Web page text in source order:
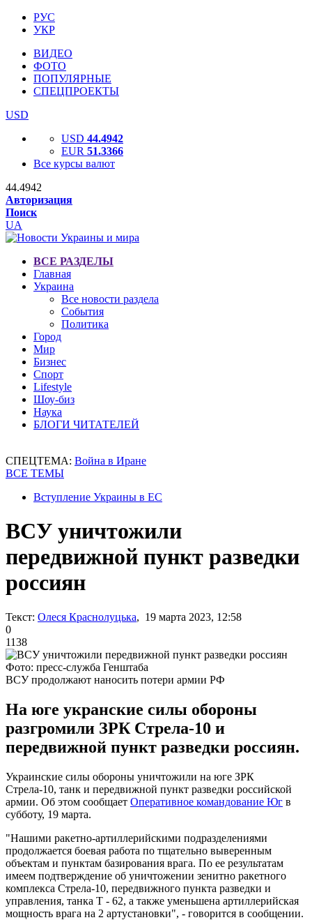
РУС
УКР
ВИДЕО
ФОТО
ПОПУЛЯРНЫЕ
СПЕЦПРОЕКТЫ
USD
USD 44.4942
EUR 51.3366
Все курсы валют
44.4942
Авторизация
Поиск
UA
ВСЕ РАЗДЕЛЫ
Главная
Украина
Все новости раздела
События
Политика
Город
Мир
Бизнес
Спорт
Lifestyle
Шоу-биз
Наука
БЛОГИ ЧИТАТЕЛЕЙ
СПЕЦТЕМА: Война в Иране
ВСЕ ТЕМЫ
Вступление Украины в ЕС
ВСУ уничтожили
передвижной пункт разведки
россиян
Текст: Олеся Краснолуцька, 19 марта 2023, 12:58
0
1138
Фото: пресс-служба Генштаба
ВСУ продолжают наносить потери армии РФ
На юге укранские силы обороны
разгромили ЗРК Стрела-10 и
передвижной пункт разведки россиян.
Украинские силы обороны уничтожили на юге ЗРК
Стрела-10, танк и передвижной пункт разведки российской
армии. Об этом сообщает Оперативное командование Юг в
субботу, 19 марта.
"Нашими ракетно-артиллерийскими подразделениями
продолжается боевая работа по тщательно выверенным
объектам и пунктам базирования врага. По ее результатам
имеем подтверждение об уничтожении зенитно ракетного
комплекса Стрела-10, передвижного пункта разведки и
управления, танка Т - 62, а также уменьшена артиллерийская
мощность врага на 2 артустановки", - говорится в сообщении.